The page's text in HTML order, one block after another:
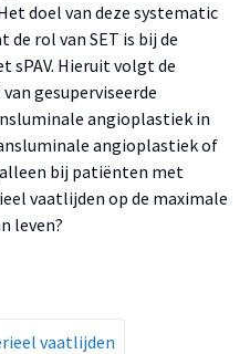
doel van deze systematic
rol van SET is bij de
sPAV. Hieruit volgt de
gesuperviseerde
angioplastiek in
angioplastiek of
bij patiënten met
vaatlijden op de maximale
leven?
vaatlijden